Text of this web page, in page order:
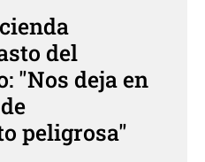
del
"Nos deja en
peligrosa"